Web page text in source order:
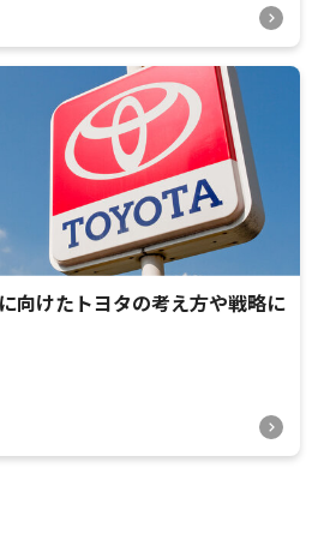
向けたトヨタの考え方や戦略に